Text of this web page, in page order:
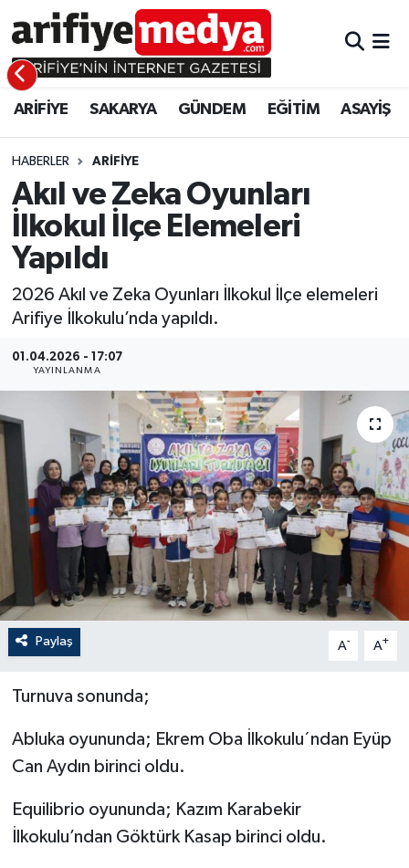
ARİFİYE SAKARYA GÜNDEM EĞİTİM ASAYİŞ
HABERLER ARİFİYE
Akıl ve Zeka Oyunları
İlkokul İlçe Elemeleri
Yapıldı
2026 Akıl ve Zeka Oyunları İlkokul İlçe elemeleri
Arifiye İlkokulu’nda yapıldı.
01.04.2026 - 17:07
YAYINLANMA
Paylaş A- A+
Turnuva sonunda;
Abluka oyununda; Ekrem Oba İlkokulu´ndan Eyüp
Can Aydın birinci oldu.
Equilibrio oyununda; Kazım Karabekir
İlkokulu’ndan Göktürk Kasap birinci oldu.
ARİFİYE
SAKARYA
GÜNDEM
EĞİTİM
ASAYİŞ
EKONOMİ
ARİFİYE
GÜNDEM
EĞİTİM
EKONOMİ
ASAYİŞ
Sakarya Hava Durumu
Sakarya Namaz Vakitleri
Sakarya Trafik Yoğunluk Haritası
Süper Lig Puan Durumu ve Fikstür
Tüm Manşetler
Son Dakika Haberleri
Haber Arşivi